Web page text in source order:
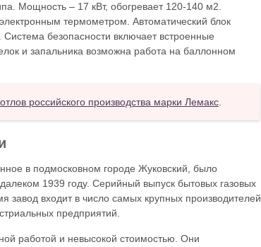
Мощность – 17 кВт, обогревает 120-140 м2.
термометром. Автоматический блок
безопасности включает встроенные
и запальника возможна работа на баллонном
российского производства марки Лемакc
в подмосковном городе Жуковский, было
1939 году. Серийный выпуск бытовых газовых
завод входит в число самых крупных производителей
предприятий.
работой и невысокой стоимостью. Они